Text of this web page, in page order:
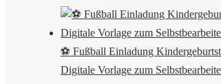
⚽ Fußball Einladung
Digitale Vorlage zum